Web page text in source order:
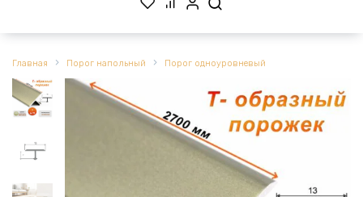
Главная Порог напольный Порог одноуровневый